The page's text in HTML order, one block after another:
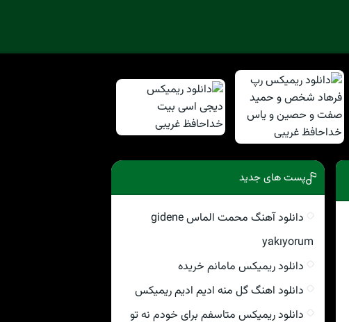
پست های جدید
دانلود آهنگ محمت الماس gidene
yakıyorum
دانلود ریمیکس مامانم خریده
دانلود اهنگ گل منه ادیم ادیم ریمیکس
دانلود ریمیکس متاسفم برای خودم نه تو